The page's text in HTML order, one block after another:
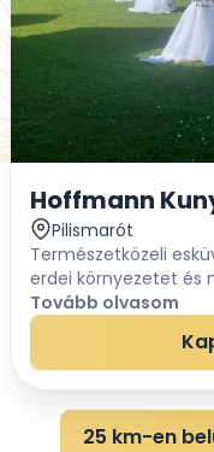
Hoffmann
Pilismarót
Természetközeli
erdei környezetet és
napotokhoz, távol a
megközelíthetően.
Tovább olvasom
25 km-en